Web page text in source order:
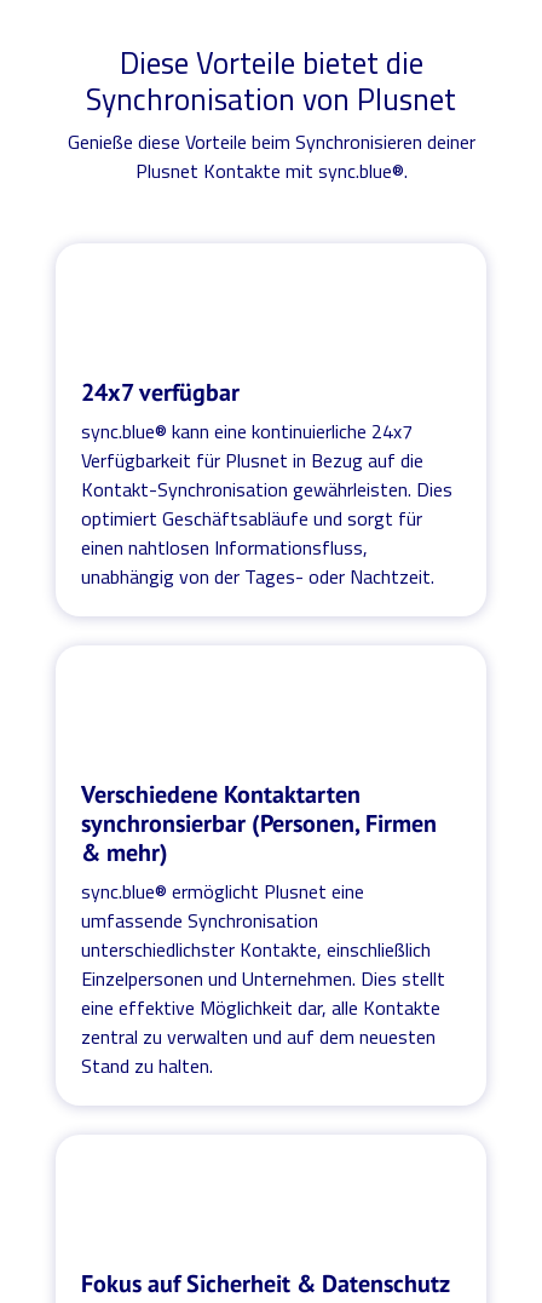
Diese Vorteile bietet die
Synchronisation von Plusnet
Genieße diese Vorteile beim Synchronisieren deiner
Plusnet Kontakte mit sync.blue®.
24x7 verfügbar
sync.blue® kann eine kontinuierliche 24x7
Verfügbarkeit für Plusnet in Bezug auf die
Kontakt-Synchronisation gewährleisten. Dies
optimiert Geschäftsabläufe und sorgt für
einen nahtlosen Informationsfluss,
unabhängig von der Tages- oder Nachtzeit.
Verschiedene Kontaktarten
synchronsierbar (Personen, Firmen
& mehr)
sync.blue® ermöglicht Plusnet eine
umfassende Synchronisation
unterschiedlichster Kontakte, einschließlich
Einzelpersonen und Unternehmen. Dies stellt
eine effektive Möglichkeit dar, alle Kontakte
zentral zu verwalten und auf dem neuesten
Stand zu halten.
Fokus auf Sicherheit & Datenschutz